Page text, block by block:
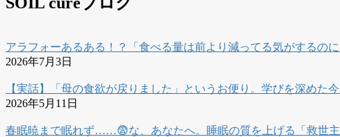
アラフォーあるある！？「食べる量は前より減ってる気がするの
2026年7月3日
【実話】「母の食欲が戻りました」というお便り。学びを深めた
2026年5月11日
春眠暁まで眠れず……😨な、あなたへ。睡眠の質を上げる「救世主